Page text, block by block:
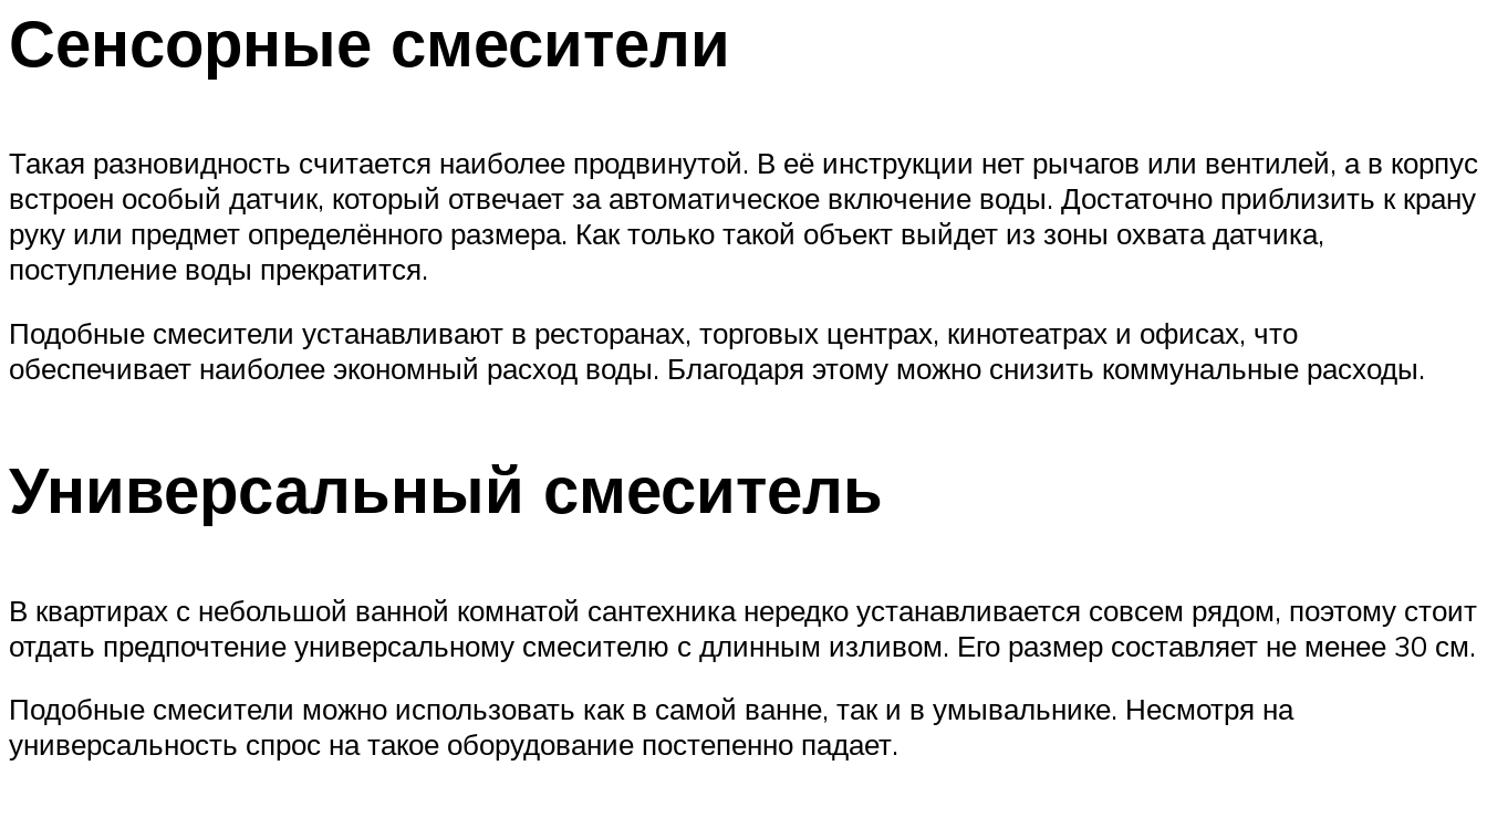
Сенсорные смесители
Такая разновидность считается наиболее продвинутой. В её инструкции нет рычагов или вентилей, а в корпус
встроен особый датчик, который отвечает за автоматическое включение воды. Достаточно приблизить к крану
руку или предмет определённого размера. Как только такой объект выйдет из зоны охвата датчика,
поступление воды прекратится.
Подобные смесители устанавливают в ресторанах, торговых центрах, кинотеатрах и офисах, что
обеспечивает наиболее экономный расход воды. Благодаря этому можно снизить коммунальные расходы.
Универсальный смеситель
В квартирах с небольшой ванной комнатой сантехника нередко устанавливается совсем рядом, поэтому стоит
отдать предпочтение универсальному смесителю с длинным изливом. Его размер составляет не менее 30 см.
Подобные смесители можно использовать как в самой ванне, так и в умывальнике. Несмотря на
универсальность спрос на такое оборудование постепенно падает.